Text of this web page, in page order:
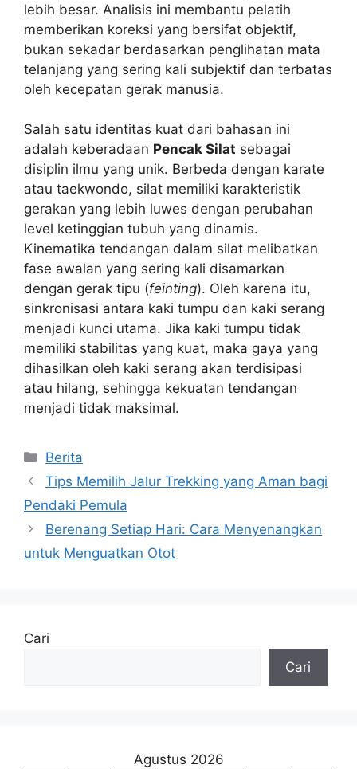
lebih besar. Analisis ini membantu pelatih
memberikan koreksi yang bersifat objektif,
bukan sekadar berdasarkan penglihatan mata
telanjang yang sering kali subjektif dan terbatas
oleh kecepatan gerak manusia.
Salah satu identitas kuat dari bahasan ini
adalah keberadaan Pencak Silat sebagai
disiplin ilmu yang unik. Berbeda dengan karate
atau taekwondo, silat memiliki karakteristik
gerakan yang lebih luwes dengan perubahan
level ketinggian tubuh yang dinamis.
Kinematika tendangan dalam silat melibatkan
fase awalan yang sering kali disamarkan
dengan gerak tipu (feinting). Oleh karena itu,
sinkronisasi antara kaki tumpu dan kaki serang
menjadi kunci utama. Jika kaki tumpu tidak
memiliki stabilitas yang kuat, maka gaya yang
dihasilkan oleh kaki serang akan terdisipasi
atau hilang, sehingga kekuatan tendangan
menjadi tidak maksimal.
Kategori
Berita
Tips Memilih Jalur Trekking yang Aman bagi
Pendaki Pemula
Berenang Setiap Hari: Cara Menyenangkan
untuk Menguatkan Otot
Cari
Cari
Agustus 2026